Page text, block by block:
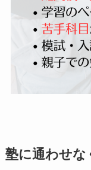
塾に通わせな